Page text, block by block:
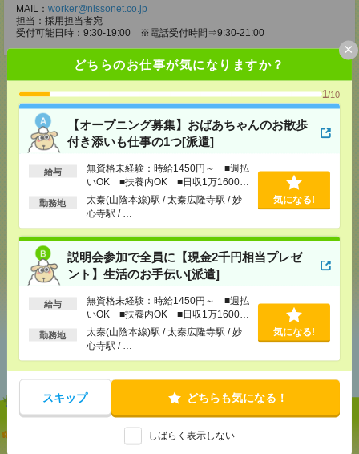
どちらのお仕事が気になりますか？
1/10
【オープニング募集】おばあちゃんのお散歩
付き添いも仕事の1つ[派遣]
給与
無資格未経験：時給1450円～ ■週払
いOK ■扶養内OK ■日収1万1600円
以上
勤務地
太秦(山陰本線)駅 / 太秦広隆寺駅 / 妙
心寺駅 / …
気になる!
説明会参加で全員に【現金2千円相当プレゼ
ント】生活のお手伝い[派遣]
給与
無資格未経験：時給1450円～ ■週払
いOK ■扶養内OK ■日収1万1600円
以上
勤務地
太秦(山陰本線)駅 / 太秦広隆寺駅 / 妙
心寺駅 / …
気になる!
スキップ どちらも気になる！
しばらく表示しない
×
MAIL： worker@nissonet.co.jp
担当：採用担当者宛
受付可能日時：9:30-19:00 ※電話受付時間⇒9:30-21:00
応募ページへ
気になる！
メールで送る LINEで送る
シェア
あなたの閲覧履歴からの
おすすめ
【オープニング募集】おばあちゃんのお散歩付き添
いも仕事の1つ[派遣]